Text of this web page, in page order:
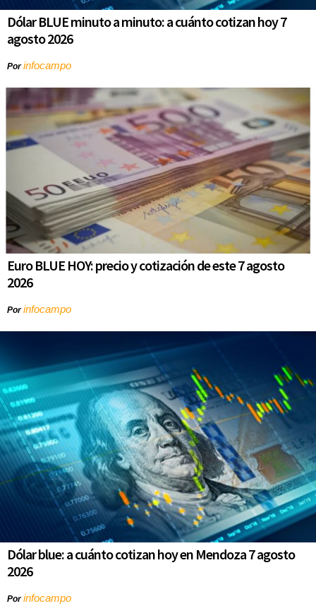
Dólar BLUE minuto a minuto: a cuánto cotizan hoy 7
agosto 2026
Porinfocampo
Euro BLUE HOY: precio y cotización de este 7 agosto
2026
Porinfocampo
Dólar blue: a cuánto cotizan hoy en Mendoza 7 agosto
2026
Porinfocampo